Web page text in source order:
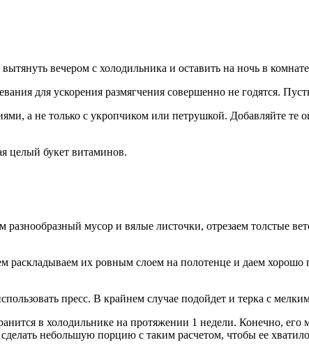
вечером с холодильника и оставить на ночь в
для ускорения размягчения совершенно не годятся.
а не только с укропчиком или петрушкой. Добавляйте те
целый букет витаминов.
разнообразный мусор и вялые листочки, отрезаем толстые
раскладываем их ровным слоем на полотенце и даем хорошо
пресс. В крайнем случае подойдет и терка с
в холодильнике на протяжении 1 недели. Конечно,
небольшую порцию с таким расчетом, чтобы ее